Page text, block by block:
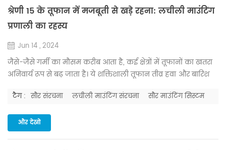
श्रेणी 15 के तूफान में मजबूती से खड़े रहना: लचीली माउंटिंग
प्रणाली का रहस्य
Jun 14 , 2024
जैसे-जैसे गर्मी का मौसम करीब आता है, कई क्षेत्रों में तूफानों का खतरा
अनिवार्य रूप से बढ़ जाता है। ये शक्तिशाली तूफान तीव्र हवा और बारिश
पीवी बिजलीघरों को महत्वपूर्ण आर्थिक नुकसान पहुंचाते हैं । पारंपरिक
हवा के भार को प्रभावी ढंग से उतारने में संघर्ष करती हैं और उड़...
टैग : सौर संरचना लचीली माउंटिंग संरचना सौर माउंटिंग सिस्टम
और देखो